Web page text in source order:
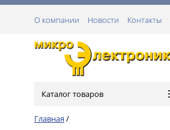
О компании Новости Контакты
Каталог товаров
Главная /